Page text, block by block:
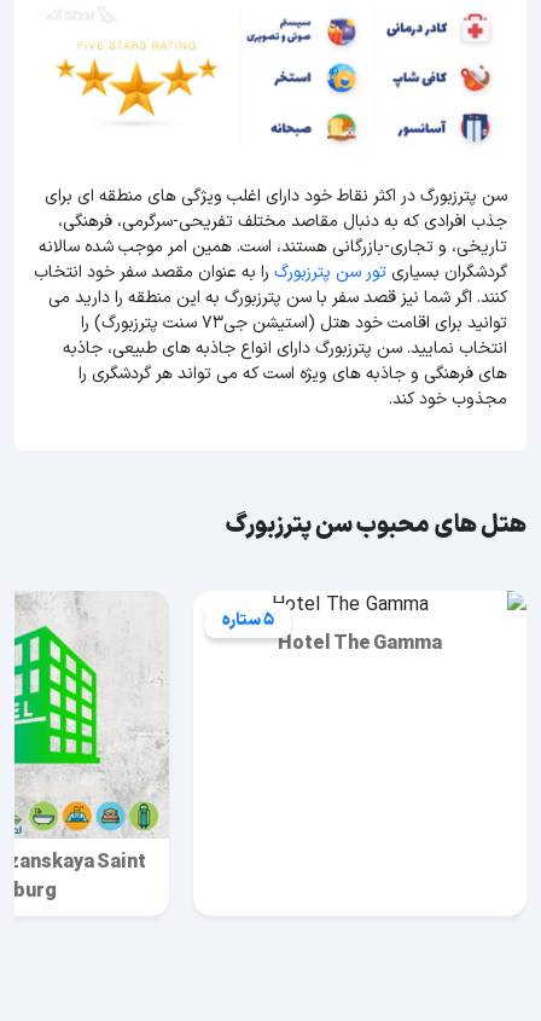
سن پترزبورگ در اکثر نقاط خود دارای اغلب ویژگی های منطقه ای برای
جذب افرادی که به دنبال مقاصد مختلف تفریحی-سرگرمی، فرهنگی،
تاریخی، و تجاری-بازرگانی هستند، است. همین امر موجب شده سالانه
گردشگران بسیاریتور سن پترزبورگ را به عنوان مقصد سفر خود انتخاب
کنند. اگر شما نیز قصد سفر با سن پترزبورگ به این منطقه را دارید می
توانید برای اقامت خود هتل (استیشن جی73 سنت پترزبورگ) را
انتخاب نمایید. سن پترزبورگ دارای انواع جاذبه های طبیعی، جاذبه
های فرهنگی و جاذبه های ویژه است که می تواند هر گردشگری را
مجذوب خود کند.
هتل های محبوب سن پترزبورگ
5 ستاره
Hotel The Gamma
Saint